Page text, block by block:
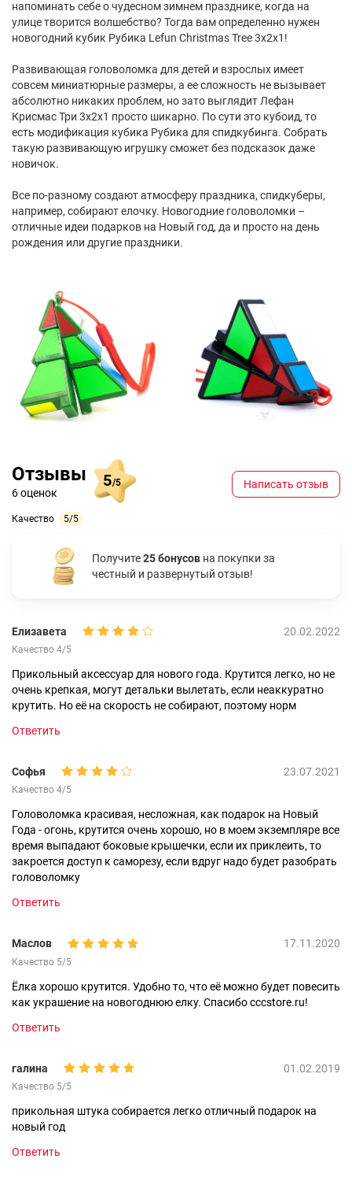
напоминать себе о чудесном зимнем празднике, когда на
улице творится волшебство? Тогда вам определенно нужен
новогодний кубик Рубика Lefun Christmas Tree 3x2x1!
Развивающая головоломка для детей и взрослых имеет
совсем миниатюрные размеры, а ее сложность не вызывает
абсолютно никаких проблем, но зато выглядит Лефан
Крисмас Три 3х2х1 просто шикарно. По сути это кубоид, то
есть модификация кубика Рубика для спидкубинга. Собрать
такую развивающую игрушку сможет без подсказок даже
новичок.
Все по-разному создают атмосферу праздника, спидкуберы,
например, собирают елочку. Новогодние головоломки –
отличные идеи подарков на Новый год, да и просто на день
рождения или другие праздники.
Отзывы
6 оценок
5/5
Качество 5/5
Написать отзыв
Получите25 бонусов на покупки за
честный и развернутый отзыв!
Елизавета 20.02.2022
Качество 4/5
Прикольный аксессуар для нового года. Крутится легко, но не
очень крепкая, могут детальки вылетать, если неаккуратно
крутить. Но её на скорость не собирают, поэтому норм
Ответить
Софья 23.07.2021
Качество 4/5
Головоломка красивая, несложная, как подарок на Новый
Года - огонь, крутится очень хорошо, но в моем экземпляре все
время выпадают боковые крышечки, если их приклеить, то
закроется доступ к саморезу, если вдруг надо будет разобрать
головоломку
Ответить
Маслов 17.11.2020
Качество 5/5
Ёлка хорошо крутится. Удобно то, что её можно будет повесить
как украшение на новогоднюю елку. Спасибо cccstore.ru!
Ответить
галина 01.02.2019
Качество 5/5
прикольная штука собирается легко отличный подарок на
новый год
Ответить